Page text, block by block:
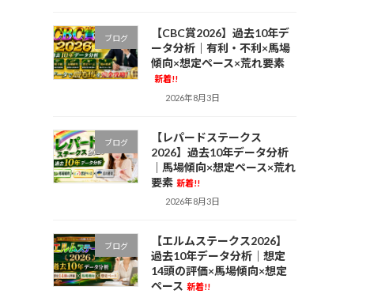
ブログ
【CBC賞2026】過去10年デ
ータ分析｜有利・不利×馬場
傾向×想定ペース×荒れ要素
新着!!
2026年8月3日
ブログ
【レパードステークス
2026】過去10年データ分析
｜馬場傾向×想定ペース×荒れ
要素 新着!!
2026年8月3日
ブログ
【エルムステークス2026】
過去10年データ分析｜想定
14頭の評価×馬場傾向×想定
ペース 新着!!